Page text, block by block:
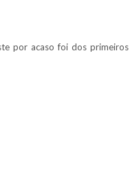
por acaso foi dos primeiros